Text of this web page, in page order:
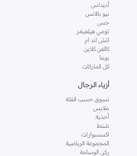
أديداس
نيو بالانس
جس
تومي هيلفيغر
اتش اند ام
كالفن كلاين
بوما
كل الماركات
أزياء الرجال
تسوق حسب الفئة
ملابس
أحذية
شنط
اكسسوارات
المجموعة الرياضية
ركن الوسامة